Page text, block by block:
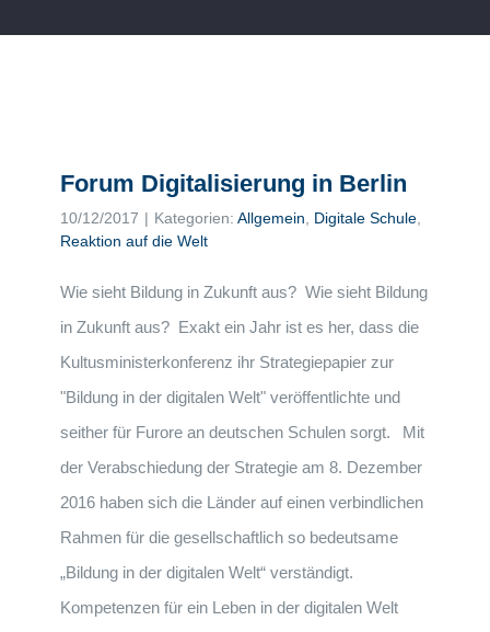
Forum Digitalisierung in Berlin
10/12/2017 | Kategorien: Allgemein Digitale Schule
Reaktion auf die Welt
Wie sieht Bildung in Zukunft aus? Wie sieht Bildung
in Zukunft aus? Exakt ein Jahr ist es her, dass die
Kultusministerkonferenz ihr Strategiepapier zur
"Bildung in der digitalen Welt" veröffentlichte und
seither für Furore an deutschen Schulen sorgt. Mit
der Verabschiedung der Strategie am 8. Dezember
2016 haben sich die Länder auf einen verbindlichen
Rahmen für die gesellschaftlich so bedeutsame
„Bildung in der digitalen Welt“ verständigt.
Kompetenzen für ein Leben in der digitalen Welt